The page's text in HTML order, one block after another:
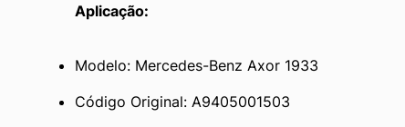
Aplicação:
Modelo: Mercedes-Benz Axor 1933
Código Original: A9405001503